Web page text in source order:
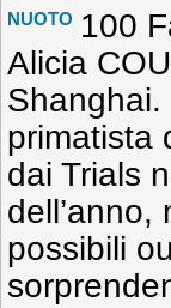
NUOTO 100
Alicia
primatista
dai Trials
dell’anno,
possibili